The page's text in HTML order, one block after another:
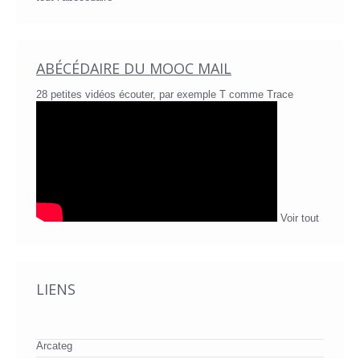
ABÉCÉDAIRE DU MOOC MAIL
28 petites vidéos écouter, par exemple T comme Trace
Voir tout
LIENS
Arcateg